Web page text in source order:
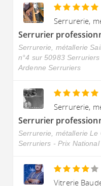
Serrurerie,
Serrurier
Serrurerie, métallerie
n°4 sur 50983
Ardenne Serruriers
Serrurerie,
Serrurier
Serrurerie, métallerie Le
Serruriers - Prix
Vitrerie